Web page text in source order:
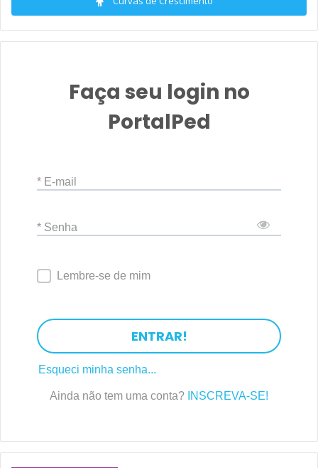
Faça seu login no
PortalPed
* E-mail
* Senha
Lembre-se de mim
ENTRAR!
Esqueci minha senha...
Ainda não tem uma conta? INSCREVA-SE!